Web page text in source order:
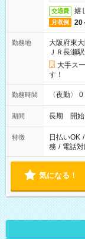
交通費 嬉
月収例 20
勤務地
大阪府東
ＪＲ長瀬
大手ス
す！
勤務時間 〈夜勤〉
期間 長期 開始
特徴 日払いOK /
務 / 電話
気になる！